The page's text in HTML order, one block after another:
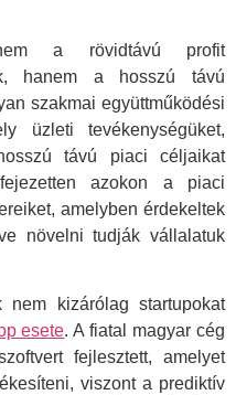
a rövidtávú profit
hanem a hosszú távú
szakmai együttműködési
üzleti tevékenységüket,
távú piaci céljaikat
azokon a piaci
amelyben érdekeltek
növelni tudják vállalatuk
kizárólag startupokat
esete. A fiatal magyar cég
fejlesztett, amelyet
viszont a prediktív